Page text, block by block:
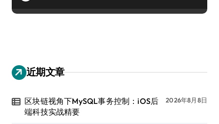
近期文章
区块链视角下MySQL事务控制：iOS后
端科技实战精要
2026年8月8日